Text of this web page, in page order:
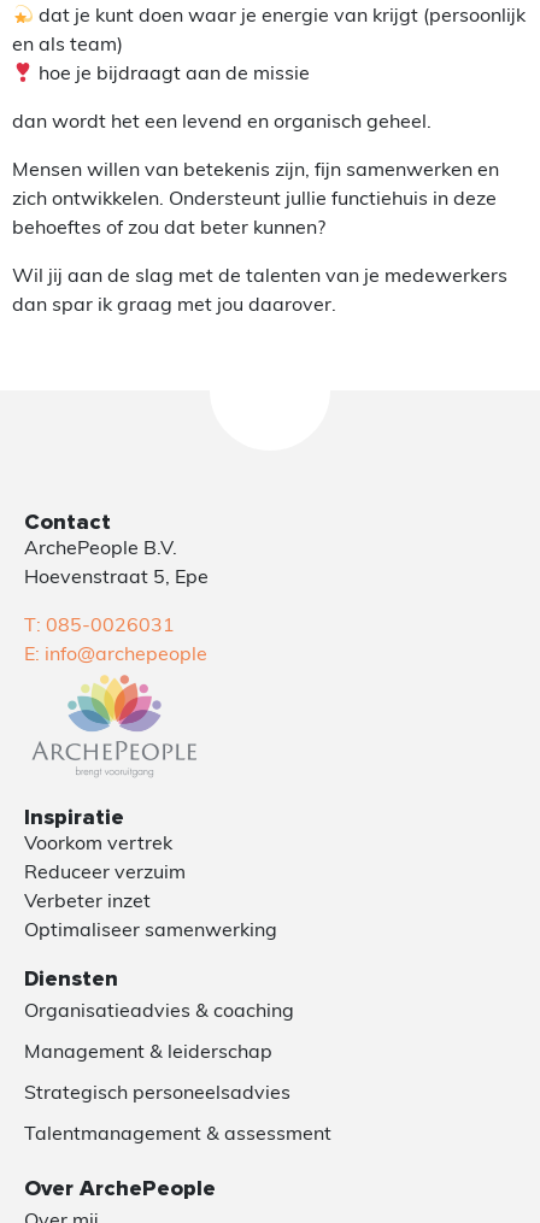
dat je kunt doen waar je energie van krijgt (persoonlijk
en als team)
hoe je bijdraagt aan de missie
dan wordt het een levend en organisch geheel.
Mensen willen van betekenis zijn, fijn samenwerken en
zich ontwikkelen. Ondersteunt jullie functiehuis in deze
behoeftes of zou dat beter kunnen?
Wil jij aan de slag met de talenten van je medewerkers
dan spar ik graag met jou daarover.
Contact
ArchePeople B.V.
Hoevenstraat 5, Epe
T: 085-0026031
E: info@archepeople
Inspiratie
Voorkom vertrek
Reduceer verzuim
Verbeter inzet
Optimaliseer samenwerking
Diensten
Organisatieadvies & coaching
Management & leiderschap
Strategisch personeelsadvies
Talentmanagement & assessment
Over ArchePeople